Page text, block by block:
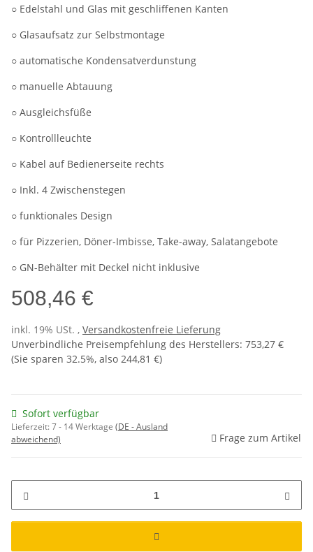
○ Edelstahl und Glas mit geschliffenen Kanten
○ Glasaufsatz zur Selbstmontage
○ automatische Kondensatverdunstung
○ manuelle Abtauung
○ Ausgleichsfüße
○ Kontrollleuchte
○ Kabel auf Bedienerseite rechts
○ Inkl. 4 Zwischenstegen
○ funktionales Design
○ für Pizzerien, Döner-Imbisse, Take-away, Salatangebote
○ GN-Behälter mit Deckel nicht inklusive
508,46 €
inkl. 19% USt. , Versandkostenfreie Lieferung
Unverbindliche Preisempfehlung des Herstellers: 753,27 €
(Sie sparen 32.5%, also 244,81 €)
Sofort verfügbar
Lieferzeit:7 - 14 Werktage (DE - Ausland
abweichend)
Frage zum Artikel